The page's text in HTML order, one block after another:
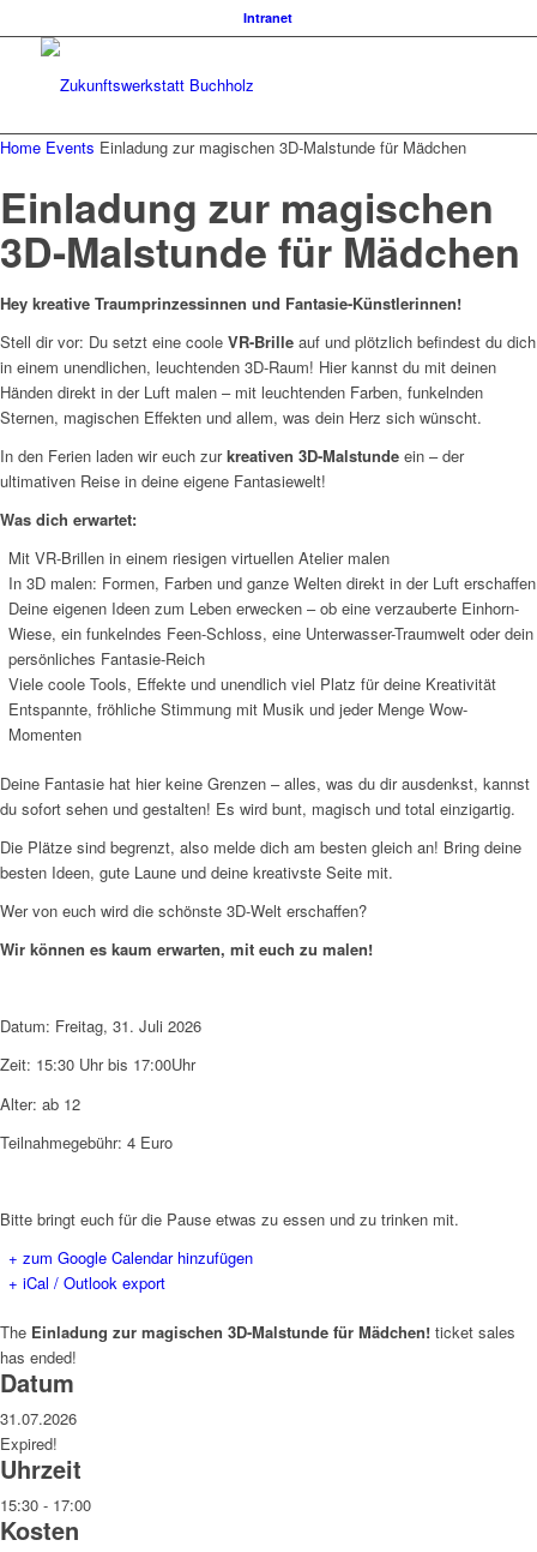
Intranet
Home Events Einladung zur magischen 3D-Malstunde für Mädchen
Einladung zur magischen
3D-Malstunde für Mädchen
Hey kreative Traumprinzessinnen und Fantasie-Künstlerinnen!
Stell dir vor: Du setzt eine coole VR-Brille auf und plötzlich befindest du dich
in einem unendlichen, leuchtenden 3D-Raum! Hier kannst du mit deinen
Händen direkt in der Luft malen – mit leuchtenden Farben, funkelnden
Sternen, magischen Effekten und allem, was dein Herz sich wünscht.
In den Ferien laden wir euch zurkreativen 3D-Malstunde ein – der
ultimativen Reise in deine eigene Fantasiewelt!
Was dich erwartet:
Mit VR-Brillen in einem riesigen virtuellen Atelier malen
In 3D malen: Formen, Farben und ganze Welten direkt in der Luft erschaffen
Deine eigenen Ideen zum Leben erwecken – ob eine verzauberte Einhorn-
Wiese, ein funkelndes Feen-Schloss, eine Unterwasser-Traumwelt oder dein
persönliches Fantasie-Reich
Viele coole Tools, Effekte und unendlich viel Platz für deine Kreativität
Entspannte, fröhliche Stimmung mit Musik und jeder Menge Wow-
Momenten
Deine Fantasie hat hier keine Grenzen – alles, was du dir ausdenkst, kannst
du sofort sehen und gestalten! Es wird bunt, magisch und total einzigartig.
Die Plätze sind begrenzt, also melde dich am besten gleich an! Bring deine
besten Ideen, gute Laune und deine kreativste Seite mit.
Wer von euch wird die schönste 3D-Welt erschaffen?
Wir können es kaum erwarten, mit euch zu malen!
Datum: Freitag, 31. Juli 2026
Zeit: 15:30 Uhr bis 17:00Uhr
Alter: ab 12
Teilnahmegebühr: 4 Euro
Bitte bringt euch für die Pause etwas zu essen und zu trinken mit.
+ zum Google Calendar hinzufügen
+ iCal / Outlook export
The Einladung zur magischen 3D-Malstunde für Mädchen! ticket sales
has ended!
Datum
31.07.2026
Expired!
Uhrzeit
15:30 - 17:00
Kosten